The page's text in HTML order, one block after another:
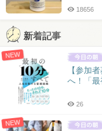
18656
新着記事
NEW
【参加
へ！「最
26
NEW